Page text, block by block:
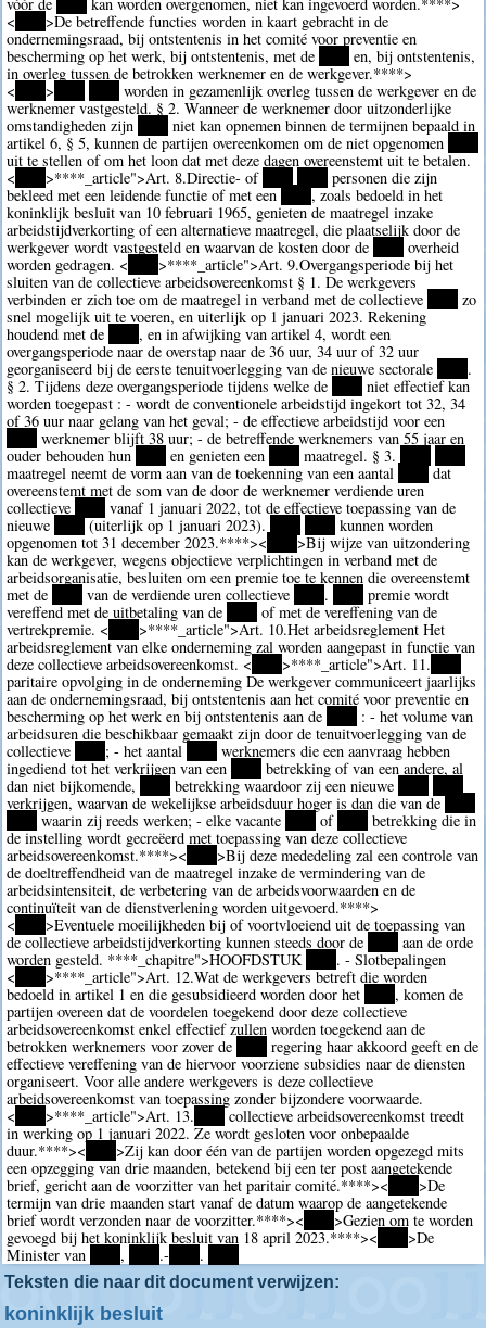
<
>De betreffende functies worden in kaart gebracht in de
ondernemingsraad, bij ontstentenis in het comité voor preventie en
bescherming op het werk, bij ontstentenis, met de
en, bij ontstentenis,
in overleg tussen de betrokken werknemer en de werkgever.****>
<
>
worden in gezamenlijk overleg tussen de werkgever en de
werknemer vastgesteld. § 2. Wanneer de werknemer door uitzonderlijke
omstandigheden zijn
niet kan opnemen binnen de termijnen bepaald in
artikel 6, § 5, kunnen de partijen overeenkomen om de niet opgenomen
uit te stellen of om het loon dat met deze dagen overeenstemt uit te betalen.
<
>**** _article">Art. 8.Directie- of
personen die zijn
bekleed met een leidende functie of met een ****, zoals bedoeld in het
koninklijk besluit van 10 februari 1965, genieten de maatregel inzake
arbeidstijdverkorting of een alternatieve maatregel, die plaatselijk door de
werkgever wordt vastgesteld en waarvan de kosten door de
overheid
worden gedragen. <
>**** _article">Art. 9.Overgangsperiode bij het
sluiten van de collectieve arbeidsovereenkomst § 1. De werkgevers
verbinden er zich toe om de maatregel in verband met de collectieve
zo
snel mogelijk uit te voeren, en uiterlijk op 1 januari 2023. Rekening
houdend met de
****, en in afwijking van artikel 4, wordt een
overgangsperiode naar de overstap naar de 36 uur, 34 uur of 32 uur
georganiseerd bij de eerste tenuitvoerlegging van de nieuwe sectorale
.
§ 2. Tijdens deze overgangsperiode tijdens welke de
niet effectief kan
worden toegepast : - wordt de conventionele arbeidstijd ingekort tot 32, 34
of 36 uur naar gelang van het geval; - de effectieve arbeidstijd voor een
werknemer blijft 38 uur; - de betreffende werknemers van 55 jaar en
ouder behouden hun
en genieten een maatregel. § 3.
maatregel neemt de vorm aan van de toekenning van een aantal
****dat
overeenstemt met de som van de door de werknemer verdiende uren
collectieve
vanaf 1 januari 2022, tot de effectieve toepassing van de
nieuwe
****(uiterlijk op 1 januari 2023).
kunnen worden
opgenomen tot 31 december 2023.****>< ****>Bij wijze van uitzondering
kan de werkgever, wegens objectieve verplichtingen in verband met de
arbeidsorganisatie, besluiten om een premie toe te kennen die overeenstemt
met de
van de verdiende uren collectieve .
premie wordt
vereffend met de uitbetaling van de
of met de vereffening van de
vertrekpremie. <
>**** _article">Art. 10.Het arbeidsreglement Het
arbeidsreglement van elke onderneming zal worden aangepast in functie van
deze collectieve arbeidsovereenkomst. <
>**** _article">Art. 11.
paritaire opvolging in de onderneming De werkgever communiceert jaarlijks
aan de ondernemingsraad, bij ontstentenis aan het comité voor preventie en
bescherming op het werk en bij ontstentenis aan de
: - het volume van
arbeidsuren die beschikbaar gemaakt zijn door de tenuitvoerlegging van de
collectieve
; - het aantal
werknemers die een aanvraag hebben
ingediend tot het verkrijgen van een
betrekking of van een andere, al
dan niet bijkomende,
betrekking waardoor zij een nieuwe
verkrijgen, waarvan de wekelijkse arbeidsduur hoger is dan die van de
waarin zij reeds werken; - elke vacante of
betrekking die in
de instelling wordt gecreëerd met toepassing van deze collectieve
arbeidsovereenkomst.****><
>Bij deze mededeling zal een controle van
de doeltreffendheid van de maatregel inzake de vermindering van de
arbeidsintensiteit, de verbetering van de arbeidsvoorwaarden en de
continuïteit van de dienstverlening worden uitgevoerd.****>
<
>Eventuele moeilijkheden bij of voortvloeiend uit de toepassing van
de collectieve arbeidstijdverkorting kunnen steeds door de
aan de orde
worden gesteld. **** _chapitre">HOOFDSTUK
. - Slotbepalingen
<
>**** _article">Art. 12.Wat de werkgevers betreft die worden
bedoeld in artikel 1 en die gesubsidieerd worden door het
****, komen de
partijen overeen dat de voordelen toegekend door deze collectieve
arbeidsovereenkomst enkel effectief zullen worden toegekend aan de
betrokken werknemers voor zover de
regering haar akkoord geeft en de
effectieve vereffening van de hiervoor voorziene subsidies naar de diensten
organiseert. Voor alle andere werkgevers is deze collectieve
arbeidsovereenkomst van toepassing zonder bijzondere voorwaarde.
<
>**** _article">Art. 13.
collectieve arbeidsovereenkomst treedt
in werking op 1 januari 2022. Ze wordt gesloten voor onbepaalde
duur.****><
>Zij kan door één van de partijen worden opgezegd mits
een opzegging van drie maanden, betekend bij een ter post aangetekende
brief, gericht aan de voorzitter van het paritair comité.****><
>De
termijn van drie maanden start vanaf de datum waarop de aangetekende
brief wordt verzonden naar de voorzitter.****><
>Gezien om te worden
gevoegd bij het koninklijk besluit van 18 april 2023.****><
>De
Minister van
****, .- .
Teksten die naar dit document verwijzen:
koninklijk besluit